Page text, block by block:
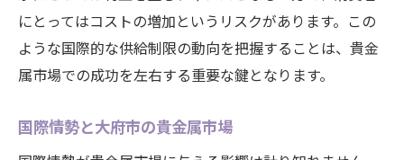
にとってはコストの増加というリスクがあります。この
ような国際的な供給制限の動向を把握することは、貴金
属市場での成功を左右する重要な鍵となります。
国際情勢と大府市の貴金属市場